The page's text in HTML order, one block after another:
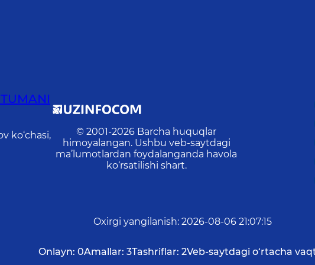
ko‘chasi,
© 2001-2026 Barcha huquqlar
himoyalangan. Ushbu veb-saytdagi
ma’lumotlardan foydalanganda havola
ko‘rsatilishi shart.
Oxirgi yangilanish: 2026-08-06 21:07:15
Onlayn: 0Amallar: 3Tashriflar: 2Veb-saytdagi o‘rtacha